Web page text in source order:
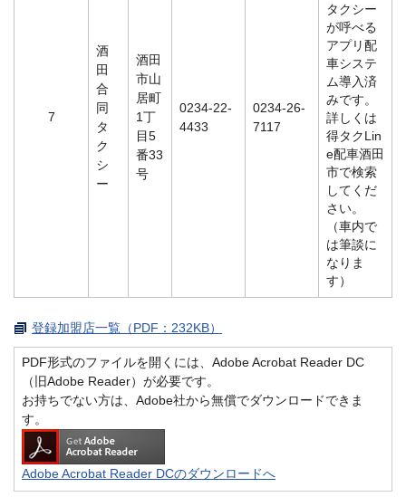
7
酒
田
合
同
タ
ク
シ
ー
酒田
市山
居町
1丁
目5
番33
号
0234-22-
4433
0234-26-
7117
タクシー
が呼べる
アプリ配
車システ
ム導入済
みです。
詳しくは
得タクLin
e配車酒田
市で検索
してくだ
さい。
（車内で
は筆談に
なりま
す）
登録加盟店一覧（PDF：232KB）
PDF形式のファイルを開くには、Adobe Acrobat Reader DC
（旧Adobe Reader）が必要です。
お持ちでない方は、Adobe社から無償でダウンロードできま
す。
Adobe Acrobat Reader DCのダウンロードへ